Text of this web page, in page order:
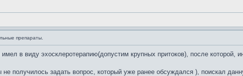
препараты.
имел в виду эхосклеротерапию(допустим крупных притоков), после
не получилось задать вопрос, который уже ранее обсуждался ), поискал